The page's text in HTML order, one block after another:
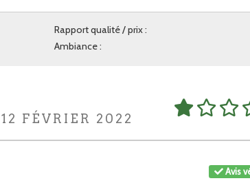
Rapport qualité / prix :
Ambiance :
FÉVRIER 2022
Avis